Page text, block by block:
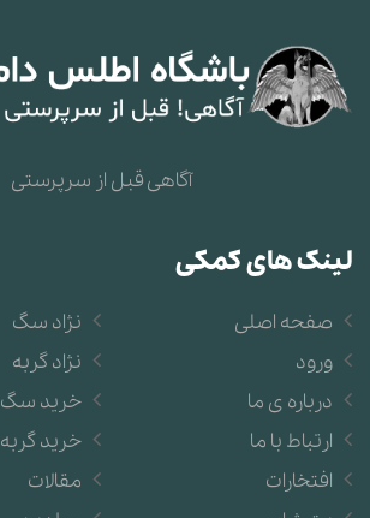
آگاهی قبل از سرپرستی
لینک های کمکی
نژاد سگ
نژاد گربه
خرید سگ
خرید گربه
مقالات
صفحه اصلی
ورود
درباره ی ما
ارتباط با ما
افتخارات